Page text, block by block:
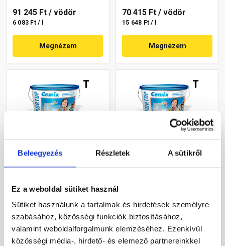
Beleegyezés Részletek A sütikről
Ez a weboldal sütiket használ
Sütiket használunk a tartalmak és hirdetések személyre
szabásához, közösségi funkciók biztosításához,
valamint weboldalforgalmunk elemzéséhez. Ezenkívül
közösségi média-, hirdető- és elemező partnereinkkel
91 245 Ft / vödör
6 083 Ft / l
Megnézem
70 415 Ft / vödör
15 648 Ft / l
Megnézem
intense 15 l
Rendelésre
78 560 Ft/ vödör
17 458 Ft / l
Rendelésre
70 415 Ft/ vödör
15 648 Ft / l